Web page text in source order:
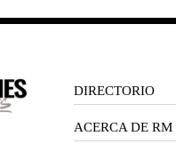
DIRECTORIO
ACERCA DE RM